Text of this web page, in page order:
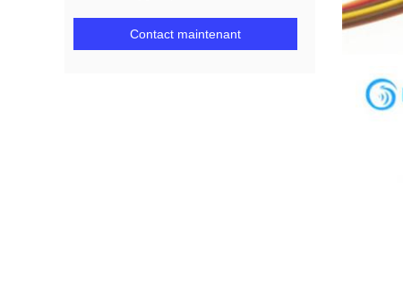
Contact maintenant